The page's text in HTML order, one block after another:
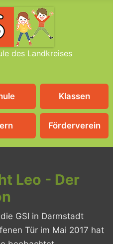
des Landkreises
Klassen
Förderverein
Leo - Der
GSI in Darmstadt
Tür im Mai 2017 hat